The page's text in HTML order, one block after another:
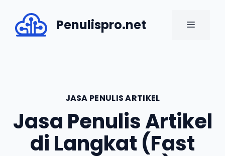
content
Penulispro.net MENU
JASA PENULIS ARTIKEL
Jasa Penulis Artikel
di Langkat (Fast